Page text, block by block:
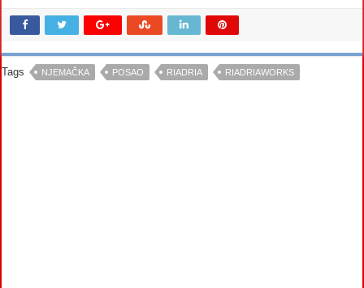
Tags NJEMAČKA POSAO RIADRIA RIADRIAWORKS